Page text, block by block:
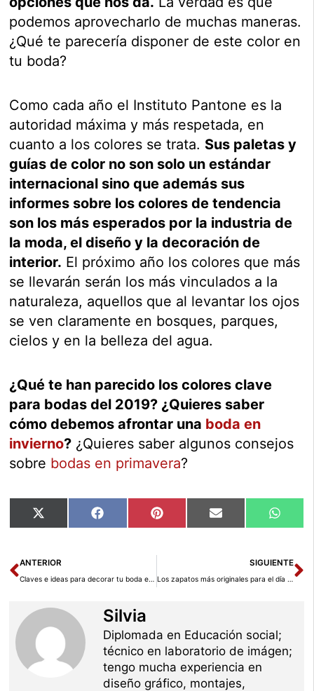
podemos aprovecharlo de muchas maneras.
¿Qué te parecería disponer de este color en
tu boda?
Como cada año el Instituto Pantone es la
autoridad máxima y más respetada, en
cuanto a los colores se trata. Sus paletas y
guías de color no son solo un estándar
internacional sino que además sus
informes sobre los colores de tendencia
son los más esperados por la industria de
la moda, el diseño y la decoración de
interior. El próximo año los colores que más
se llevarán serán los más vinculados a la
naturaleza, aquellos que al levantar los ojos
se ven claramente en bosques, parques,
cielos y en la belleza del agua.
¿Qué te han parecido los colores clave
para bodas del 2019? ¿Quieres saber
cómo debemos afrontar una boda en
invierno? ¿Quieres saber algunos consejos
sobre bodas en primavera?
Compartir
en
X
(Twitter)
Compartir
en
Facebook Compartir
en
Pinterest Compartir
en
Email
en
Ant
ANTERIOR
Claves e ideas para decorar tu boda en invierno
SIGUIENTE
Los zapatos más originales para el día de tu boda
Silvia
Diplomada en Educación social;
técnico en laboratorio de imágen;
tengo mucha experiencia en
diseño gráfico, montajes,